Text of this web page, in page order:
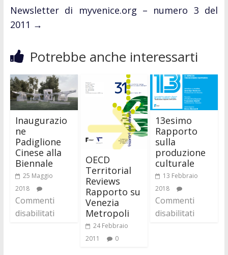
Newsletter di myvenice.org – numero 3 del
2011 →
Potrebbe anche interessarti
Inaugurazio
ne
Padiglione
Cinese alla
Biennale
25 Maggio
2018
Commenti
disabilitati
OECD
Territorial
Reviews
Rapporto su
Venezia
Metropoli
24 Febbraio
2011
0
13esimo
Rapporto
sulla
produzione
culturale
13 Febbraio
2018
Commenti
disabilitati